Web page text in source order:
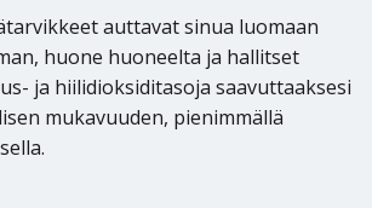
auttavat sinua luomaan
huone huoneelta ja hallitset
ja hiilidioksiditasoja saavuttaaksesi
mukavuuden, pienimmällä